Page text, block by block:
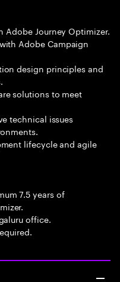
Adobe Journey Optimizer.
Adobe Campaign
design principles and
solutions to meet
technical issues
lifecycle and agile
7.5 years of
office.